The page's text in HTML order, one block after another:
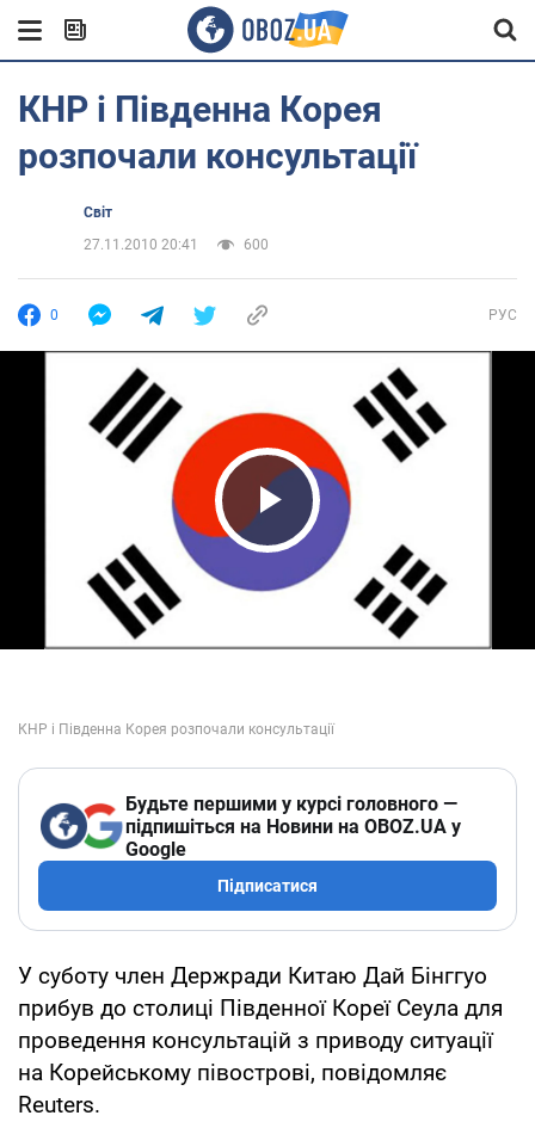
КНР і Південна Корея
розпочали консультації
Світ
27.11.2010 20:41
600
0 РУС
Play Video
Будьте першими у курсі головного —
підпишіться на Новини на OBOZ.UA у
Google
Підписатися
У суботу член Держради Китаю Дай Бінггуо
прибув до столиці Південної Кореї Сеула для
проведення консультацій з приводу ситуації
на Корейському півострові, повідомляє
Reuters.